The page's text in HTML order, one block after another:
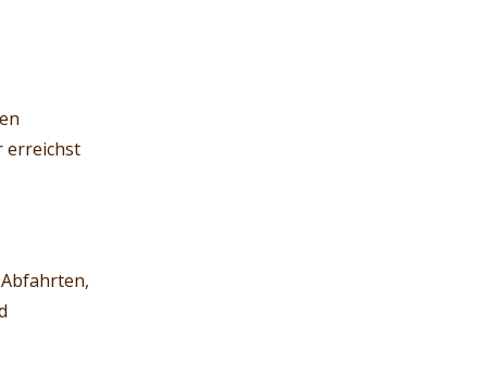
erreichst